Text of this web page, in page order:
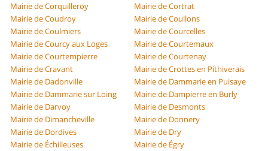
Mairie de Corquilleroy
Mairie de Cortrat
Mairie de Coudroy
Mairie de Coullons
Mairie de Coulmiers
Mairie de Courcelles
Mairie de Courcy aux Loges
Mairie de Courtemaux
Mairie de Courtempierre
Mairie de Courtenay
Mairie de Cravant
Mairie de Crottes en Pithiverais
Mairie de Dadonville
Mairie de Dammarie en Puisaye
Mairie de Dammarie sur Loing
Mairie de Dampierre en Burly
Mairie de Darvoy
Mairie de Desmonts
Mairie de Dimancheville
Mairie de Donnery
Mairie de Dordives
Mairie de Dry
Mairie de Échilleuses
Mairie de Égry